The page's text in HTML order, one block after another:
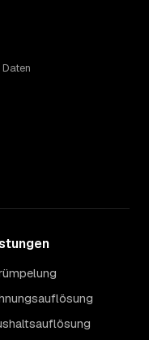
Menge und
Wohnung mit
eher am oberen.
Den genauen